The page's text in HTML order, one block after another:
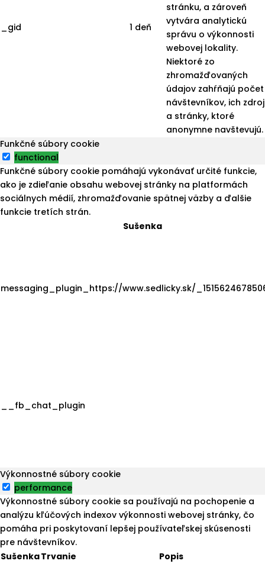
_gid 1 deň
stránku, a zároveň
vytvára analytickú
správu o výkonnosti
webovej lokality.
Niektoré zo
zhromažďovaných
údajov zahŕňajú počet
návštevníkov, ich zdroj
a stránky, ktoré
anonymne navštevujú.
Funkčné súbory cookie
functional
Funkčné súbory cookie pomáhajú vykonávať určité funkcie,
ako je zdieľanie obsahu webovej stránky na platformách
sociálnych médií, zhromažďovanie spätnej väzby a ďalšie
funkcie tretích strán.
Sušenka
messaging_plugin_https://www.sedlicky.sk/
__fb_chat_plugin
Výkonnostné súbory cookie
performance
Výkonnostné súbory cookie sa používajú na pochopenie a
analýzu kľúčových indexov výkonnosti webovej stránky, čo
pomáha pri poskytovaní lepšej používateľskej skúsenosti
pre návštevníkov.
SušenkaTrvanie
Popis